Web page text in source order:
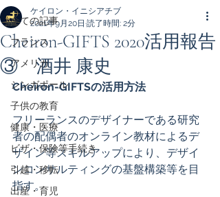
全ての記事
フランス
アメリカ
シンガポール
子供の教育
健康・医療
ビザ・保険等手続き
引越・移転
出産・育児
Cheiron-GIFTS 2020活用報告
③ 酒井 康史
ケイロン・イニシアチブ
2021年9月20日 読了時間: 2分
Cheiron-GIFTSの活用方法
フリーランスのデザイナーである研究
者の配偶者のオンライン教材によるデ
ザイン等スキルアップにより、デザイ
ンコンサルティングの基盤構築等を目
指す。